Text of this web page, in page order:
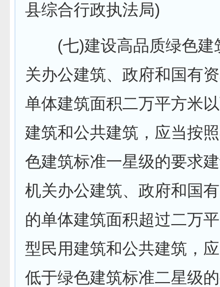
县综合行政执法局)
(七)建设高品质绿色建
关办公建筑、政府和国有
单体建筑面积二万平方米
建筑和公共建筑，应当按
色建筑标准一星级的要求
机关办公建筑、政府和国
的单体建筑面积超过二万
型民用建筑和公共建筑，
低于绿色建筑标准二星级